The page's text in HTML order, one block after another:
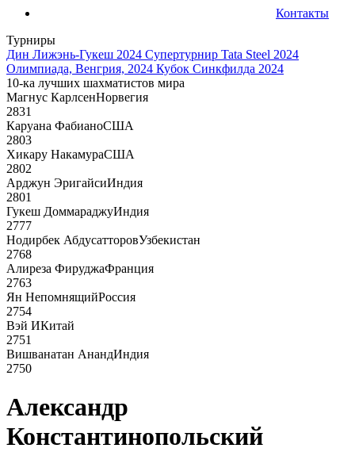
Контакты
Турниры
Дин Лижэнь-Гукеш 2024 Супертурнир Tata Steel 2024
Олимпиада, Венгрия, 2024 Кубок Синкфилда 2024
10-ка лучших шахматистов мира
Магнус КарлсенНорвегия
2831
Каруана ФабианоСША
2803
Хикару НакамураСША
2802
Арджун ЭригайсиИндия
2801
Гукеш ДоммараджуИндия
2777
Нодирбек АбдусатторовУзбекистан
2768
Алиреза ФируджаФранция
2763
Ян НепомнящийРоссия
2754
Вэй ИКитай
2751
Вишванатан АнандИндия
2750
Александр
Константинопольский